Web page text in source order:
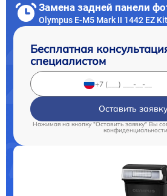
Замена задней панели
Olympus E‑M5 Mark II 1442 EZ
Бесплатная
специалистом
Оставить
Нажимая на кнопку "Оставить заявку" Вы
конфиденциальности